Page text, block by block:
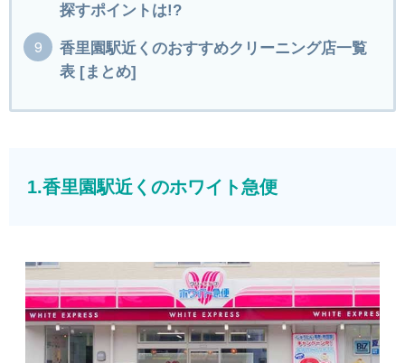
探すポイントは!?
香里園駅近くのおすすめクリーニング店一覧
表 [まとめ]
1.香里園駅近くのホワイト急便